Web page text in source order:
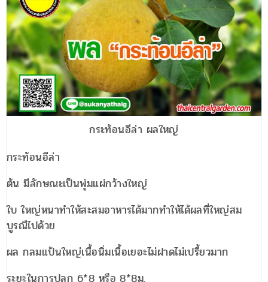
กระท้อนอีล่า ผลใหญ่
กระท้อนอีล่า
ต้น มีลักษณะเป็นพุ่มแผ่กว้างใหญ่
ใบ ใหญ่หนาทำให้สะสมอาหารได้มากทำให้ได้ผลที่ใหญ่สม
บูรณืไปด้วย
ผล กลมแป้นใหญ่เนื้อนิ่มเนื้อเยอะไม่ฝาดไม่เปรี้ยวมาก
ระยะในการปลูก 6*8 หรือ 8*8ม.